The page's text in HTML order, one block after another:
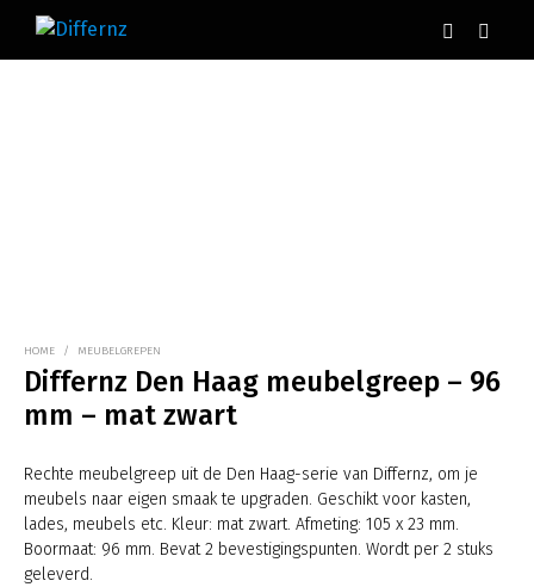
HOME / MEUBELGREPEN
Differnz Den Haag meubelgreep – 96
mm – mat zwart
Rechte meubelgreep uit de Den Haag-serie van Differnz, om je
meubels naar eigen smaak te upgraden. Geschikt voor kasten,
lades, meubels etc. Kleur: mat zwart. Afmeting: 105 x 23 mm.
Boormaat: 96 mm. Bevat 2 bevestigingspunten. Wordt per 2 stuks
geleverd.